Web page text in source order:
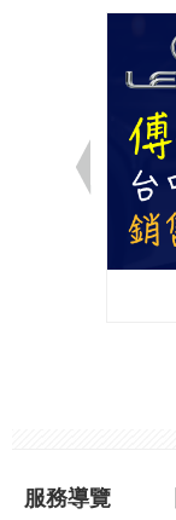
服務導覽